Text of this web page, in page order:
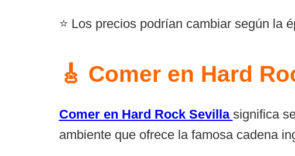
⭐ Los precios podrían cambiar según la
🎸 Comer en Hard
Comer en Hard Rock Sevilla significa
ambiente que ofrece la famosa cadena